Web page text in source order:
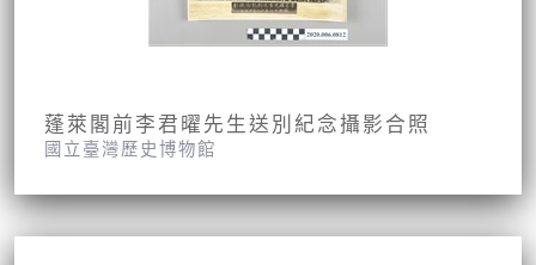
蓬萊閣前李君曜先生送別紀念攝影合照
國立臺灣歷史博物館